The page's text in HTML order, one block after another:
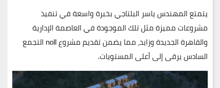
يتمتع المهندس ياسر البلتاجي بخبرة واسعة في تنفيذ
مشروعات مميزة مثل تلك الموجودة فيالعاصمة الإدارية
والقاهرة الجديدةوزايد
، مما يضمن تقديم مشروع noll التجمع
السادس يرقى إلى أعلى المستويات.